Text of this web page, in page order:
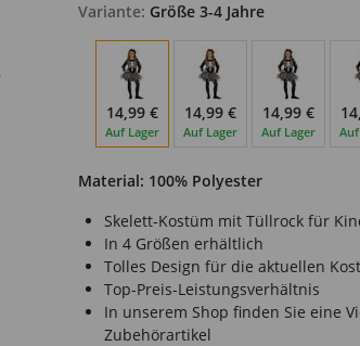
Variante: Größe 3-4 Jahre
14,99 €
Auf Lager
14,99 €
Auf Lager
14,99 €
Auf Lager
Material: 100% Polyester
Skelett-Kostüm mit Tüllrock für
In 4 Größen erhältlich
Tolles Design für die aktuellen
Top-Preis-Leistungsverhältnis
In unserem Shop finden Sie eine
Zubehörartikel